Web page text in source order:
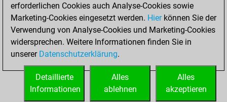
Oktober 5, 2014
You played 1
bullet games
Play
You scored +0
=0 -1 in bullet
erforderlichen Cookies auch Analyse-Cookies sowie
Marketing-Cookies eingesetzt werden. Hierkönnen Sie der
Verwendung von Analyse-Cookies und Marketing-Cookies
widersprechen. Weitere Informationen finden Sie in
unserer Datenschutzerklärung.
Alles
akzeptieren
Alles
ablehnen
Detaillierte
Informationen